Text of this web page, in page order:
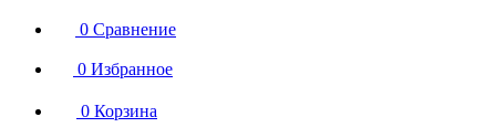
0 Сравнение
0 Избранное
0 Корзина